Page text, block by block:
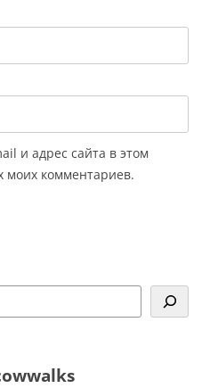
и адрес сайта в этом
моих комментариев.